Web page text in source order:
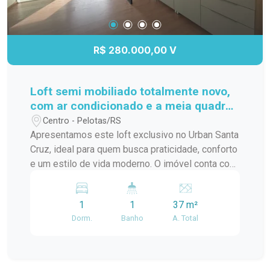
R$ 280.000,00 V
Loft semi mobiliado totalmente novo,
com ar condicionado e a meia quadra
da ucpel
Centro - Pelotas/RS
Apresentamos este loft exclusivo no Urban Santa
Cruz, ideal para quem busca praticidade, conforto
e um estilo de vida moderno. O imóvel conta com
espaço, acabamentos contemporâneos e ótima
iluminação natural, proporcionando um clima
aconchegante e funcional. Localizado em um
1
Dorm.
1
Banho
37 m²
A. Total